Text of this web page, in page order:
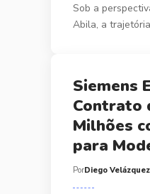
Sob a
Abila, a
Siemens
Contrato
Milhões
para
PorDiego Velázquez